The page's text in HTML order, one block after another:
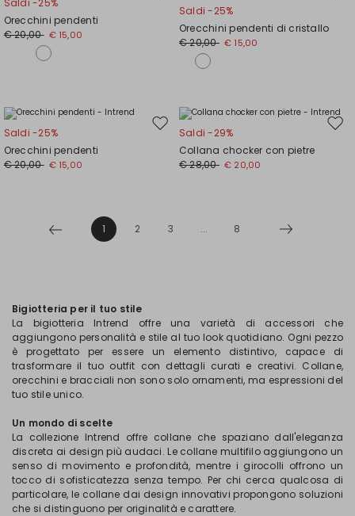
nella
wishlist
Saldi -25%
Orecchini pendenti
€ 20,00 € 15,00
Saldi -25%
Orecchini pendenti di cristallo
€ 20,00 € 15,00
Sposta
wishlist
Saldi -25%
Orecchini pendenti
€ 20,00 € 15,00
Saldi -29%
Collana chocker con pietre
€ 28,00 € 20,00
1 2 3 ... 8
Bigiotteria per il tuo stile
La bigiotteria Intrend offre una varietà di accessori che
aggiungono personalità e stile al tuo look quotidiano. Ogni pezzo
è progettato per essere un elemento distintivo, capace di
trasformare il tuo outfit con dettagli curati e creativi. Collane,
orecchini e bracciali non sono solo ornamenti, ma espressioni del
tuo stile unico.
Un mondo di scelte
La collezione Intrend offre collane che spaziano dall'eleganza
discreta ai design più audaci. Le collane multifilo aggiungono un
senso di movimento e profondità, mentre i girocolli offrono un
tocco di sofisticatezza senza tempo. Per chi cerca qualcosa di
particolare, le collane dai design innovativi propongono soluzioni
che si distinguono per originalità e carattere.